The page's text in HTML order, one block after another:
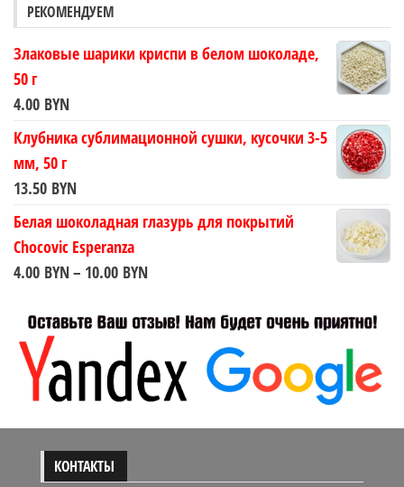
РЕКОМЕНДУЕМ
Злаковые шарики криспи в белом шоколаде,
50 г
4.00 BYN
Клубника сублимационной сушки, кусочки 3-5
мм, 50 г
13.50 BYN
Белая шоколадная глазурь для покрытий
Chocovic Esperanza
4.00 BYN– 10.00 BYNДиапазон
4.00 BYN
10.00 BYN
КОНТАКТЫ